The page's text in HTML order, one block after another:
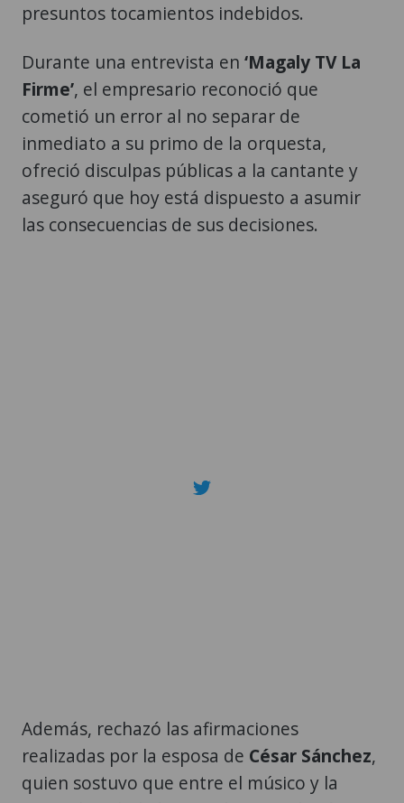
presuntos tocamientos indebidos.
Durante una entrevista en ‘Magaly TV La
Firme’, el empresario reconoció que
cometió un error al no separar de
inmediato a su primo de la orquesta,
ofreció disculpas públicas a la cantante y
aseguró que hoy está dispuesto a asumir
las consecuencias de sus decisiones.
Además, rechazó las afirmaciones
realizadas por la esposa de César Sánchez,
quien sostuvo que entre el músico y la